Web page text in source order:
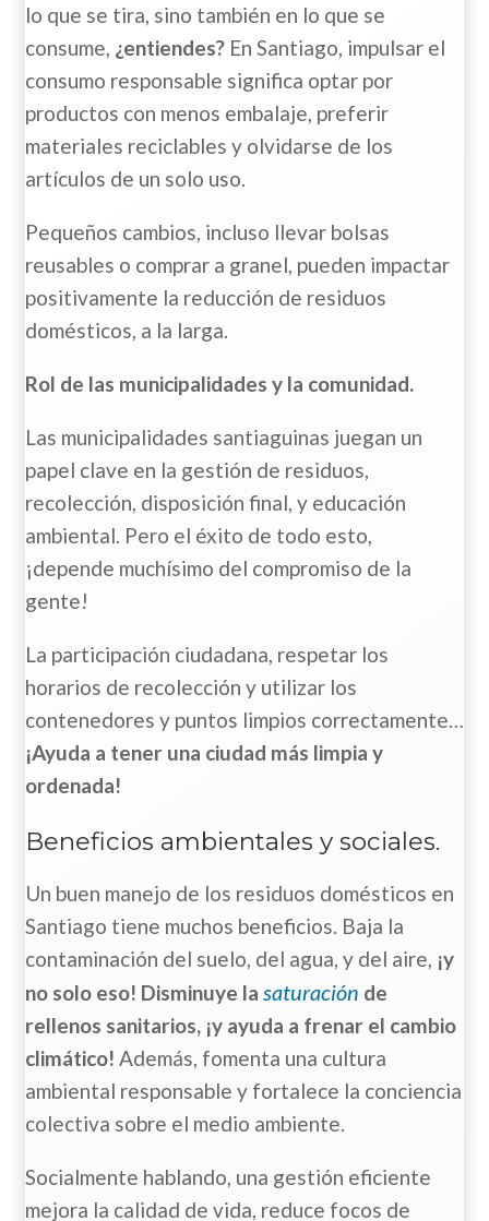
lo que se tira, sino también en lo que se
consume, ¿entiendes? En Santiago, impulsar el
consumo responsable significa optar por
productos con menos embalaje, preferir
materiales reciclables y olvidarse de los
artículos de un solo uso.
Pequeños cambios, incluso llevar bolsas
reusables o comprar a granel, pueden impactar
positivamente la reducción de residuos
domésticos, a la larga.
Rol de las municipalidades y la comunidad.
Las municipalidades santiaguinas juegan un
papel clave en la gestión de residuos,
recolección, disposición final, y educación
ambiental. Pero el éxito de todo esto,
¡depende muchísimo del compromiso de la
gente!
La participación ciudadana, respetar los
horarios de recolección y utilizar los
contenedores y puntos limpios correctamente…
¡Ayuda a tener una ciudad más limpia y
ordenada!
Beneficios ambientales y sociales.
Un buen manejo de los residuos domésticos en
Santiago tiene muchos beneficios. Baja la
contaminación del suelo, del agua, y del aire, ¡y
no solo eso! Disminuye la saturación de
rellenos sanitarios, ¡y ayuda a frenar el cambio
climático! Además, fomenta una cultura
ambiental responsable y fortalece la conciencia
colectiva sobre el medio ambiente.
Socialmente hablando, una gestión eficiente
mejora la calidad de vida, reduce focos de